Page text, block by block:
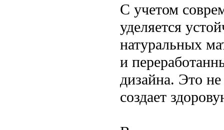
С учетом
уделяется
натуральных
и
дизайна. Это
создает